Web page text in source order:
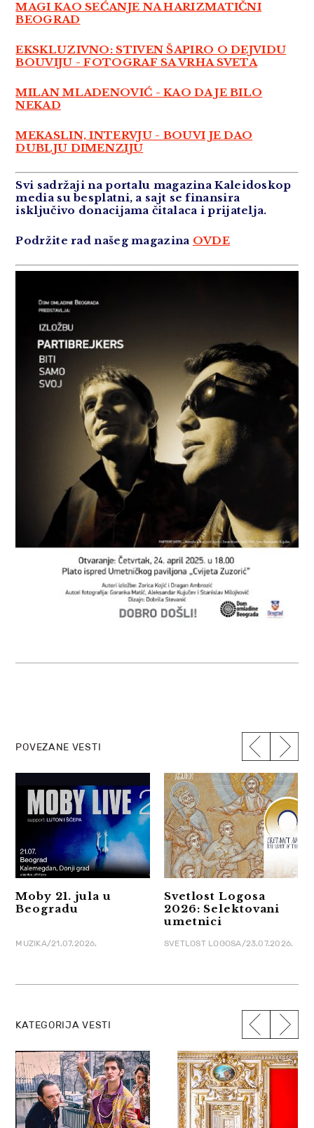
MAGI KAO SEĆANJE NA HARIZMATIČNI
BEOGRAD
EKSKLUZIVNO: STIVEN ŠAPIRO O DEJVIDU
BOUVIJU - FOTOGRAF SA VRHA SVETA
MILAN MLADENOVIĆ - KAO DA JE BILO
NEKAD
MEKASLIN, INTERVJU - BOUVI JE DAO
DUBLJU DIMENZIJU
Svi sadržaji na portalu magazina Kaleidoskop
media su besplatni, a sajt se finansira
isključivo donacijama čitalaca i prijatelja.
Podržite rad našeg magazina OVDE
POVEZANE VESTI
Moby 21. jula u
Beogradu
MUZIKA/21.07.2026.
Svetlost Logosa
2026: Selektovani
umetnici
SVETLOST LOGOSA/23.07.2026.
KATEGORIJA VESTI